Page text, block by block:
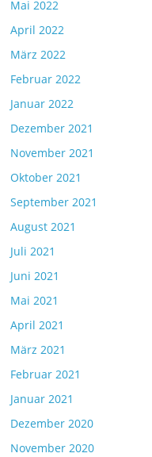
Mai 2022
April 2022
März 2022
Februar 2022
Januar 2022
Dezember 2021
November 2021
Oktober 2021
September 2021
August 2021
Juli 2021
Juni 2021
Mai 2021
April 2021
März 2021
Februar 2021
Januar 2021
Dezember 2020
November 2020